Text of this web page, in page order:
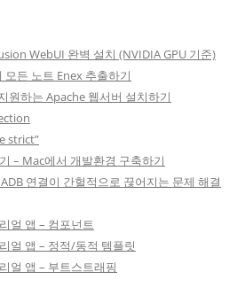
WebUI 완벽 설치 (NVIDIA GPU 기준)
든 노트 Enex 추출하기
원하는 Apache 웹서버 설치하기
strict”
– Mac에서 개발환경 구축하기
연결이 간헐적으로 끊어지는 문제 해결
얼 앱 – 컴포넌트
얼 앱 – 정적/동적 템플릿
얼 앱 – 부트스트래핑